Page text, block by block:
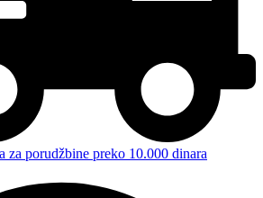
za porudžbine preko 10.000 dinara